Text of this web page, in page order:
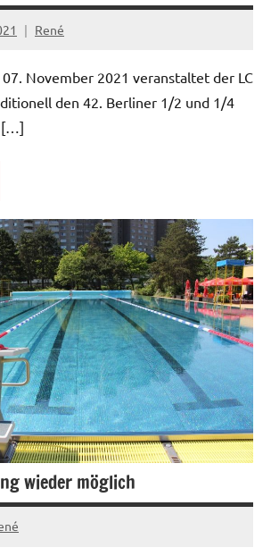
René
November 2021 veranstaltet der LC
den 42. Berliner 1/2 und 1/4
[…]
wieder möglich